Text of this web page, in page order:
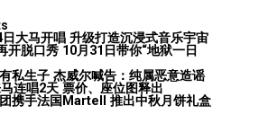
大马开唱 升级打造沉浸式音乐宇宙
脱口秀 10月31日带你“地狱一日
私生子 杰威尔喊告：纯属恶意造谣
连唱2天 票价、座位图释出
携手法国Martell 推出中秋月饼礼盒